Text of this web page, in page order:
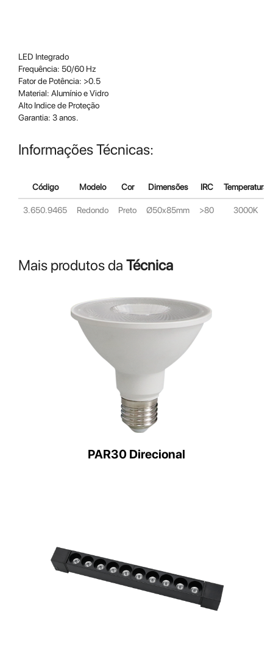
LED Integrado
Frequência: 50/60 Hz
Fator de Potência: >0.5
Material: Alumínio e Vidro
Alto Indice de Proteção
Garantia: 3 anos.
Informações Técnicas:
Código Modelo Cor Dimensões IRC Temperatura
3.650.9465 Redondo Preto Ø50x85mm >80 3000K
Mais produtos da Técnica
PAR30 Direcional